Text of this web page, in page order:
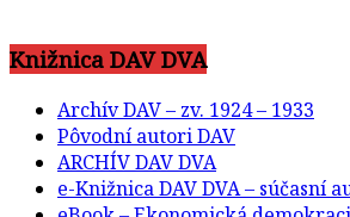
Knižnica DAV DVA
Archív DAV – zv. 1924 – 1933
Pôvodní autori DAV
ARCHÍV DAV DVA
e-Knižnica DAV DVA – súčasní